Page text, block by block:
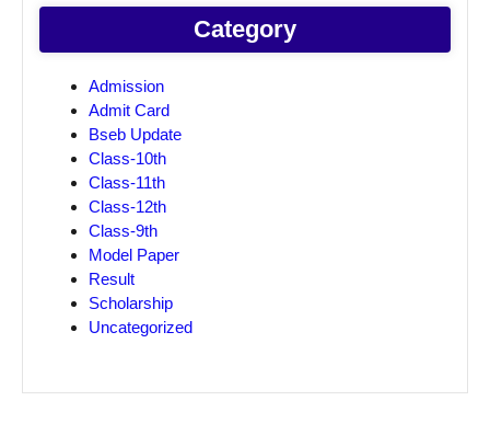
Category
Admission
Admit Card
Bseb Update
Class-10th
Class-11th
Class-12th
Class-9th
Model Paper
Result
Scholarship
Uncategorized